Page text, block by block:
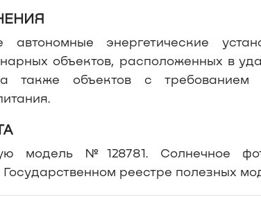
автономные энергетические
объектов, расположенных в
а также объектов с требованием
модель №128781. Солнечное
реестре полезных